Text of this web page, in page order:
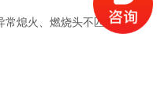
熄火、燃烧头不匹配时自